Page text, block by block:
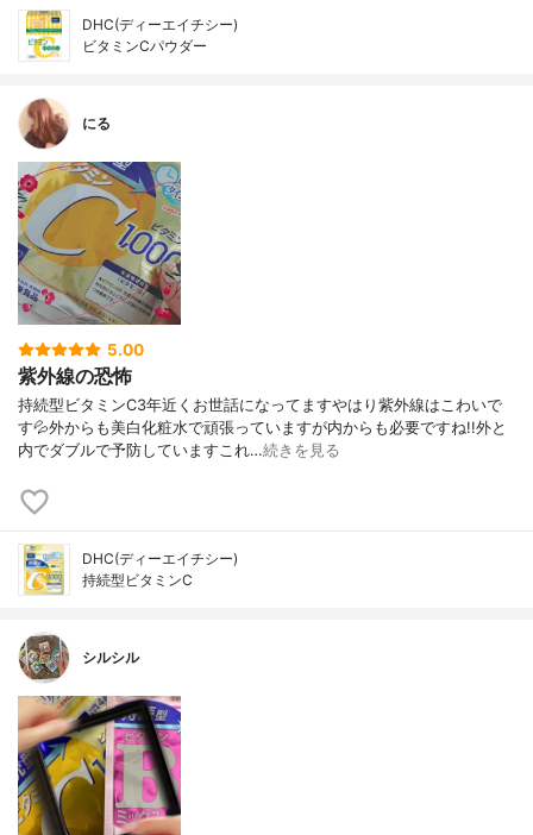
DHC(ディーエイチシー)
ビタミンCパウダー
にる
5.00
紫外線の恐怖
持続型ビタミンC3年近くお世話になってますやはり紫外線はこわいで
す💦外からも美白化粧水で頑張っていますが内からも必要ですね!!外と
内でダブルで予防していますこれ…続きを見る
DHC(ディーエイチシー)
持続型ビタミンC
シルシル